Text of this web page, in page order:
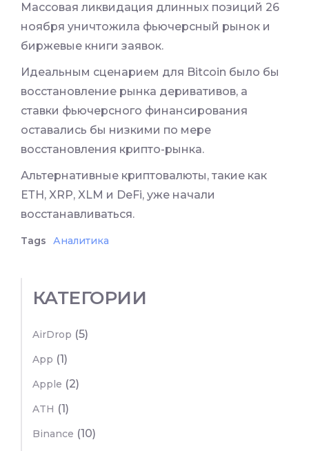
Массовая ликвидация длинных позиций 26
ноября уничтожила фьючерсный рынок и
биржевые книги заявок.
Идеальным сценарием для Bitcoin было бы
восстановление рынка деривативов, а
ставки фьючерсного финансирования
оставались бы низкими по мере
восстановления крипто-рынка.
Альтернативные криптовалюты, такие как
ЕТН, XRP, XLM и DeFi, уже начали
восстанавливаться.
Tags Аналитика
КАТЕГОРИИ
AirDrop (5)
App (1)
Apple (2)
ATH (1)
Binance (10)